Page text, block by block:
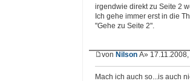
irgendwie direkt zu Seite 2
Ich gehe immer erst in die
"Gehe zu Seite 2".
von Nilson Â»
Mach ich auch so...is auch